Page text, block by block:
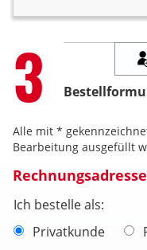
Step
3
Alle mit *
Bearbeitung ausgefüllt
Rechnungsadresse
Ich bestelle als:
Privatkunde